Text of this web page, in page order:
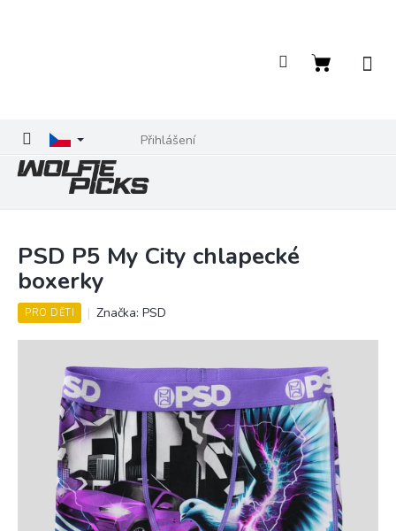
Přihlášení
Nákupní
PSD P5 My City chlapecké
boxerky
PRO DĚTI Značka: PSD